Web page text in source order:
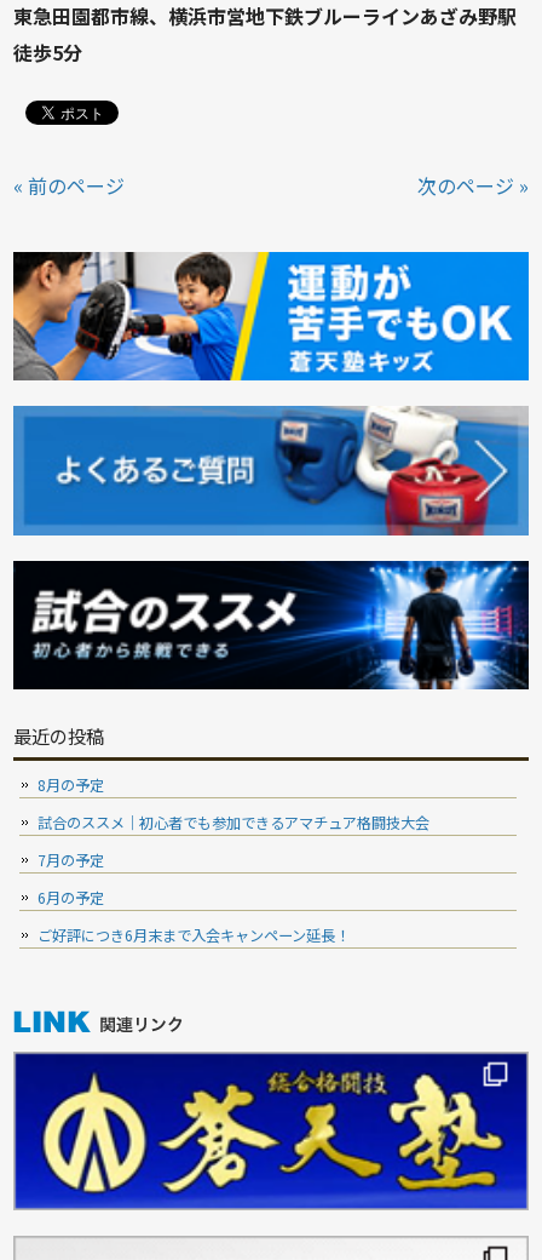
東急田園都市線、横浜市営地下鉄ブルーラインあざみ野駅
徒歩5分
« 前のページ 次のページ »
最近の投稿
8月の予定
試合のススメ｜初心者でも参加できるアマチュア格闘技大会
7月の予定
6月の予定
ご好評につき6月末まで入会キャンペーン延長！